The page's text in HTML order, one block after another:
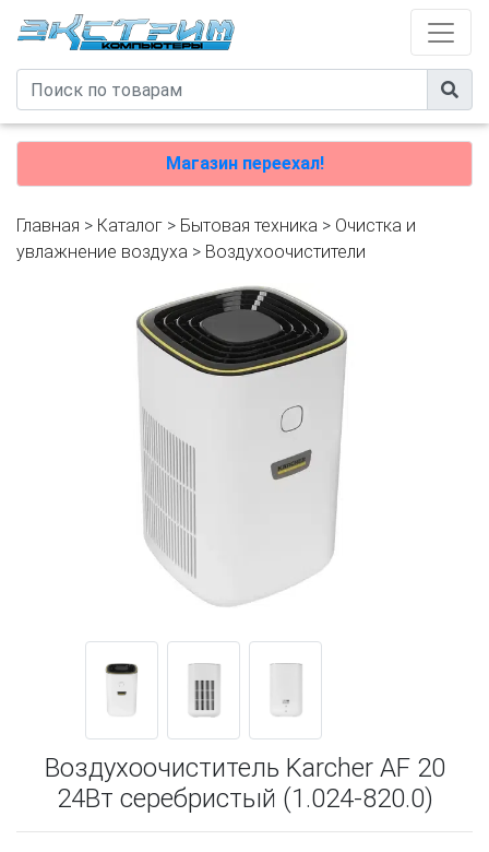
Магазин переехал!
Главная > Каталог > Бытовая техника > Очистка и
увлажнение воздуха > Воздухоочистители
Воздухоочиститель Karcher AF 20
24Вт серебристый (1.024-820.0)